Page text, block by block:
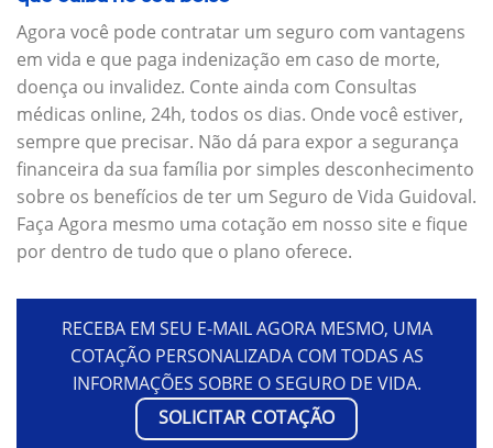
Agora você pode contratar um seguro com vantagens
em vida e que paga indenização em caso de morte,
doença ou invalidez. Conte ainda com Consultas
médicas online, 24h, todos os dias. Onde você estiver,
sempre que precisar. Não dá para expor a segurança
financeira da sua família por simples desconhecimento
sobre os benefícios de ter um Seguro de Vida Guidoval.
Faça Agora mesmo uma cotação em nosso site e fique
por dentro de tudo que o plano oferece.
RECEBA EM SEU E-MAIL AGORA MESMO, UMA
COTAÇÃO PERSONALIZADA COM TODAS AS
INFORMAÇÕES SOBRE O SEGURO DE VIDA.
SOLICITAR COTAÇÃO